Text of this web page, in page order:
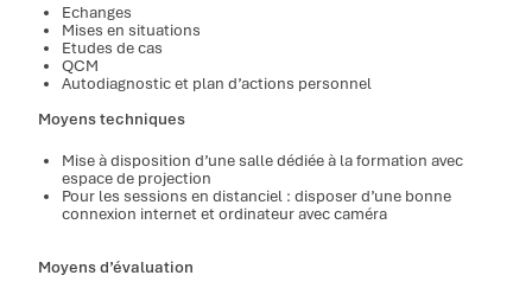
Echanges
Mises en situations
Etudes de cas
QCM
Autodiagnostic et plan d’actions personnel
Moyens techniques
Mise à disposition d’une salle dédiée à la formation avec
espace de projection
Pour les sessions en distanciel : disposer d’une bonne
connexion internet et ordinateur avec caméra
Moyens d’évaluation